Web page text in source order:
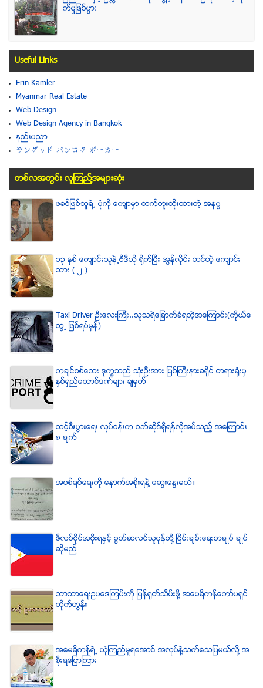
က္မႈျဖစ္ပြား
Useful Links
Erin Kamler
Myanmar Real Estate
Web Design
Web Design Agency in Bangkok
နည္းပညာ
ラングッド バンコク ポーカー
တစ္လအတြင္း လူၾကည္႔အမ်ားဆံုး
ဖခင္ျဖစ္သူရဲ႕ ပံုကို ေက်ာမွာ တက္တူးထိုးထားတဲ့ အနဂၢ
၁၃ ႏွစ္ ေက်ာင္းသူနဲ႕ဗီဒီယို ရိုက္ျပီး အြန္လိုင္း တင္တဲ့ ေက်ာင္း
သား ( ၂ )
Taxi Driver ဦးေလးၾကီး..သူသရဲေျခာက္ခံရတဲ့အေၾကာင္း(ကိုယ္ေ
တြ႕ ျဖစ္ရပ္မွန္)
ကခ်င္စစ္ေဘး ဒုကၡသည္ သံုးဦးအား ျမစ္ႀကီးနားခရိုင္ တရားရံုးမွ
ႏွစ္ရွည္ေထာင္ဒဏ္မ်ား ခ်မွတ္
သင့္စီးပြားေရး လုပ္ငန္းက ဝဘ္ဆိုဒ္ရွိရန္လိုအပ္သည့္ အေၾကာင္း
၈ ခ်က္
အပစ္ရပ္ေရးကို ေနာက္အစိုးရနဲ႔ ေဆြးေႏြးမယ္။
ဖိလစ္ပိုင္အစိုးရႏွင့္ မြတ္ဆလင္သူပုန္တို႔ ၿငိမ္းခ်မ္းေရးစာခ်ဳပ္ ခ်ဳပ္
ဆိုမည္
ဘာသာေရးဥပေဒၾကမ္းကို ျပန္ရုတ္သိမ္းဖို႔ အေမရိကန္ေကာ္မရွင္
တိုက္တြန္း
အေမရိကန္ရဲ႕ ယံုၾကည္မႈရေအာင္ အလုပ္နဲ႔သက္ေသျပမယ္လုိ႔ အ
စုိးရေျပာၾကား